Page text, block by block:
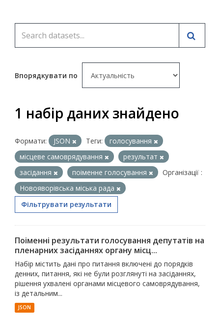
Впорядкувати по
1 набір даних знайдено
Формати: JSON Теги:
голосування
місцеве самоврядування
результат
засідання
поіменне голосування
Організації :
Новояворівська міська рада
Фільтрувати результати
Поіменні результати голосування депутатів на
пленарних засіданнях органу місц...
Набір містить дані про питання включені до порядків
денних, питання, які не були розглянуті на засіданнях,
рішення ухвалені органами місцевого самоврядування,
із детальним...
JSON